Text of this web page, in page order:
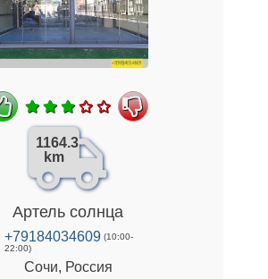
1164.3
km
Артель солнца
+79184034609 (10:00-
22:00)
Сочи, Россия